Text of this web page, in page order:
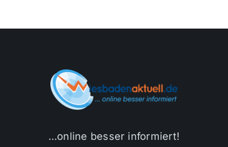
…online besser informiert!